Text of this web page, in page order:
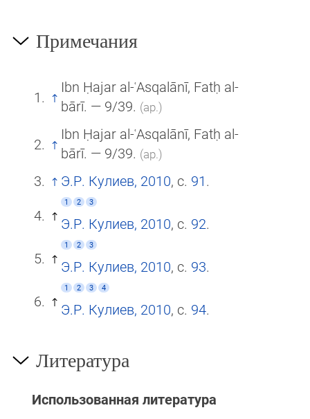
Примечания
Ibn Ḥajar al-ʿAsqalānī, Fatḥ al-
bārī. — 9/39. (ар.)
Ibn Ḥajar al-ʿAsqalānī, Fatḥ al-
bārī. — 9/39. (ар.)
Э.Р. Кулиев, 2010, с. 91.
1 2 3
Э.Р. Кулиев, 2010, с. 92.
1 2 3
Э.Р. Кулиев, 2010, с. 93.
1 2 3 4
Э.Р. Кулиев, 2010, с. 94.
Литература
Использованная литература